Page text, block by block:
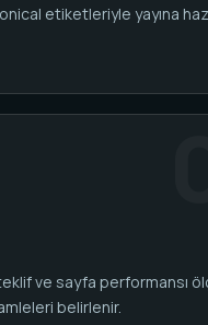
etiketleriyle yayına
ve sayfa performansı
belirlenir.